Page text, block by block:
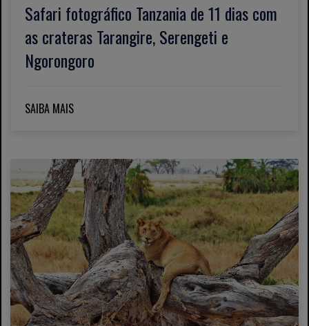
Safari fotográfico Tanzania de 11 dias com
as crateras Tarangire, Serengeti e
Ngorongoro
SAIBA MAIS